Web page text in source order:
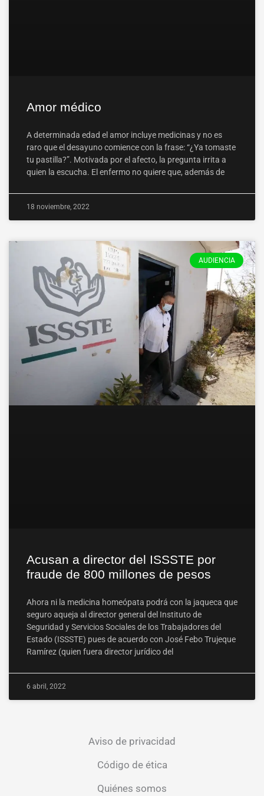
Amor médico
A determinada edad el amor incluye medicinas y no es
raro que el desayuno comience con la frase: “¿Ya tomaste
tu pastilla?”. Motivada por el afecto, la pregunta irrita a
quien la escucha. El enfermo no quiere que, además de
18 noviembre, 2022
AUDIENCIA
Acusan a director del ISSSTE por
fraude de 800 millones de pesos
Ahora ni la medicina homeópata podrá con la jaqueca que
seguro aqueja al director general del Instituto de
Seguridad y Servicios Sociales de los Trabajadores del
Estado (ISSSTE) pues de acuerdo con José Febo Trujeque
Ramírez (quien fuera director jurídico del
6 abril, 2022
Aviso de privacidad
Código de ética
Quiénes somos